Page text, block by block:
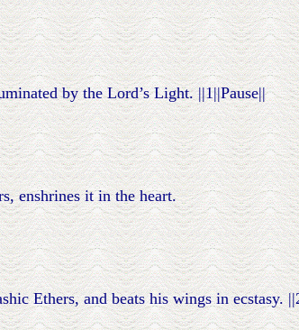
by the Lord’s Light. ||1||Pause||
enshrines it in the heart.
Ethers, and beats his wings in ecstasy.